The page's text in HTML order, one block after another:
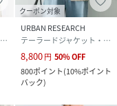
テーラードジャケット・ブレザー
クーポン対象
URBAN RESEARCH
テーラードジャケット・ブレザー
8,800円 50%OFF
800ポイント(10%ポイント
バック)